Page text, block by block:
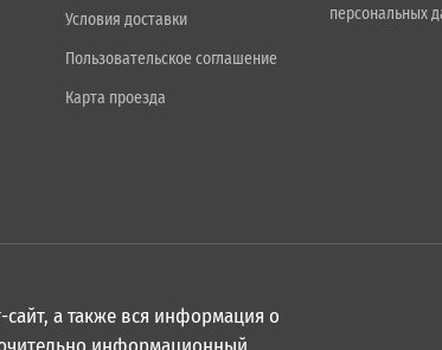
Условия доставки
Пользовательское соглашение
Карта проезда
персональных
а также вся информация о